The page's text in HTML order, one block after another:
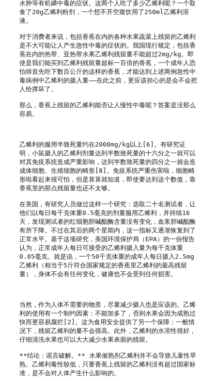
水肿等有机磷中毒的症状。这两个人吃了多少乙烯利呢？一个取
食了20g乙烯利粉剂，一个想不开空腹饮用了250ml乙烯利溶
液。
对于消费者来说，包括香蕉在内的各种水果蔬菜上残留的乙烯利
是不大可能让人产生急性中毒的症状的。我国现行规定，包括香
蕉在内的热带、亚热带水果乙烯利残留量不能超过2mg/kg。即
使是我们能买到乙烯利残留量超标一百倍的香蕉，一个成年人恐
怕得首先吃下数百公斤的这样的香蕉，才能达到上述两例急性中
毒病例中乙烯利的摄入量——在此之前，更应该担心的是会不会把
人给撑坏了。
那么，香蕉上残留的乙烯利能否让人慢性中毒呢？答案是没那么
容易。
乙烯利的服用半致死量约在2000mg/kg以上[6]。有研究证
明，小鼠摄入的乙烯利剂量达到半数致死量的十六分之一就可以
对其免疫系统造成严重影响，达到半数致死量的四分之一就会造
成体细胞、生殖细胞的畸形[8]。免疫系统严重伤害啦，细胞畸
形啦看起来很可怕，但是算算就知道，即使要达到这个数值，靠
香蕉里的那点残留量也还不太够。
在美国，有研究人员做过这样一个研究：选取二十名测试者，让
他们以每日每千克体重0.5毫克的剂量服用乙烯利，并持续16
天，发现测试者的红细胞胆碱酯酶含量没有变化，血浆胆碱酯酶
有所下降。不过在其后的两个星期内，这一指标又逐渐恢复到了
正常水平。基于这项研究，美国环境保护局（EPA）的一份报告
认为，正常成年人每日可接受的乙烯利摄入量为每千克体重
0.05毫克。就是说，一个50千克体重的成年人每日摄入2.5mg
乙烯利（相当于5斤符合国家规定的香蕉里乙烯利的最高残留
量），身体不会有任何变化，健康也不会受到任何损害。
当然，作为人体不需要的物质，尽量减少摄入也是应该的。乙烯
利的使用有一个制约因素：不能加多了，否则水果会因为成熟过
快而更容易腐烂[2]。这为食用安全提供了另一个保障：一般情
况下，残留乙烯利的量不会很高。此外，乙烯利的水溶性很好，
仔细清洗水果也可以大大减少水果表面的残留。
**结论：谣言破解。** 水果催熟剂乙烯利并不会导致儿童性早
熟。乙烯利毒性较低，只要香蕉上残留的乙烯利没有超过国家标
准，是不会对人体产生什么影响的。